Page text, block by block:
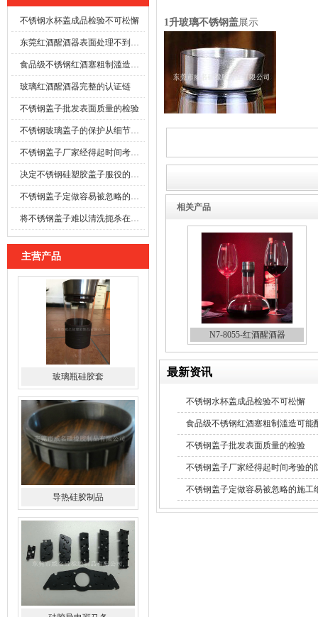
不锈钢水杯盖成品检验不可松懈
东莞红酒醒酒器表面处理不到位时
食品级不锈钢红酒塞粗制滥造可能酿成事故
玻璃红酒醒酒器完整的认证链
不锈钢盖子批发表面质量的检验
不锈钢玻璃盖子的保护从细节开始
不锈钢盖子厂家经得起时间考验的防线
决定不锈钢硅塑胶盖子服役的寿命
不锈钢盖子定做容易被忽略的施工细节
将不锈钢盖子难以清洗扼杀在萌芽之前
主营产品
玻璃瓶硅胶套
导热硅胶制品
硅胶导电斑马条
1升玻璃不锈钢盖展示
相关产品
N7-8055-红酒醒酒器
最新资讯
不锈钢水杯盖成品检验不可松懈
食品级不锈钢红酒塞粗制滥造可能
不锈钢盖子批发表面质量的检验
不锈钢盖子厂家经得起时间考验的
不锈钢盖子定做容易被忽略的施工